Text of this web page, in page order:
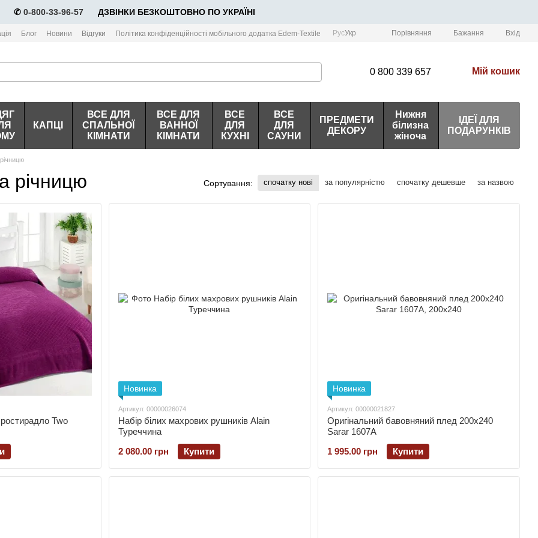
✆ 0-800-33-96-57 ⠀⠀ДЗВІНКИ БЕЗКОШТОВНО ПО УКРАЇНІ
Блог Новини Відгуки Політика конфіденційності мобільного додатка Edem-Textile РусУкр Порівняння Бажання Вхід
0 800 339 657 Мій кошик
КАПЦІ
ВСЕ ДЛЯ
СПАЛЬНОЇ
КІМНАТИ
ВСЕ ДЛЯ
ВАННОЇ
КІМНАТИ
ВСЕ
ДЛЯ
КУХНІ
ВСЕ
ДЛЯ
САУНИ
ПРЕДМЕТИ
ДЕКОРУ
Нижня
білизна
жіноча
ІДЕЇ ДЛЯ
ПОДАРУНКІВ
річницю Сортування: спочатку нові за популярністю спочатку дешевше за назвою
Two
Новинка
Артикул: 00000026074
Набір білих махрових рушників Alain
Туреччина
2 080.00 грн
Купити
Новинка
Артикул: 00000021827
Оригінальний бавовняний плед 200х240
Sarar 1607A
1 995.00 грн
Купити